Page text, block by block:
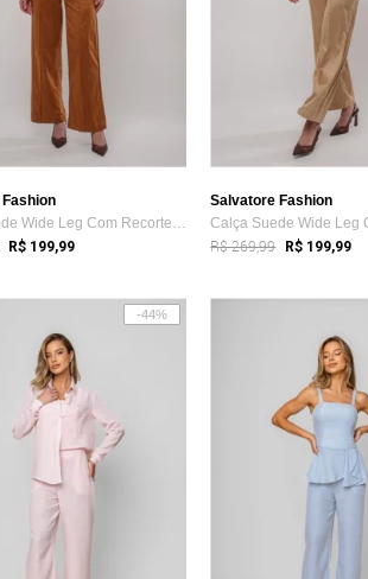
Calça Suede Wide Leg Com Recorte Salvato...
R$ 199,99
Salvatore Fashion
R$ 269,99 R$ 199,99
-44%